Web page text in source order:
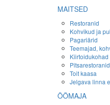
MAITSED
Restoranid
Kohvikud ja
Pagariärid
Teemajad,
Kiirtoidukohad
Pitsarestoranid
Toit kaasa
Jelgava linna
ÖÖMAJA